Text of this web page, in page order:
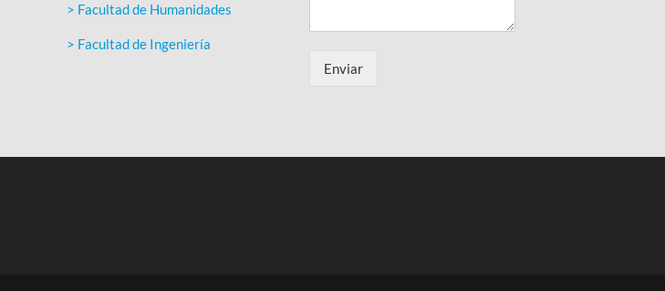
> Facultad de Humanidades
> Facultad de Ingeniería
Enviar